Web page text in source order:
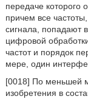
передаче которого
причем все
сигнала, попадают
цифровой
частот и порядок
мере, один
[0018] По меньшей
изобретения в